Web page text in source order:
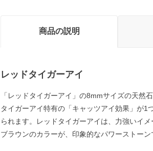
商品の説明
レッドタイガーアイ
「レッドタイガーアイ」の8mmサイズの天然
タイガーアイ特有の「キャッツアイ効果」が1
られます。レッドタイガーアイは、力強いイ
ブラウンのカラーが、印象的なパワーストーン